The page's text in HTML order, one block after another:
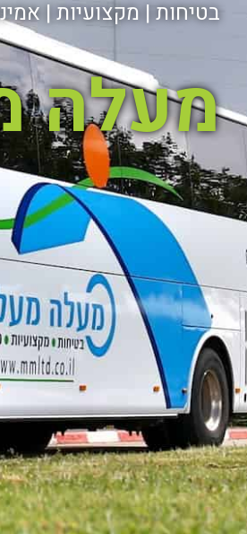
בטיחות | מקצועיות |
מעלה